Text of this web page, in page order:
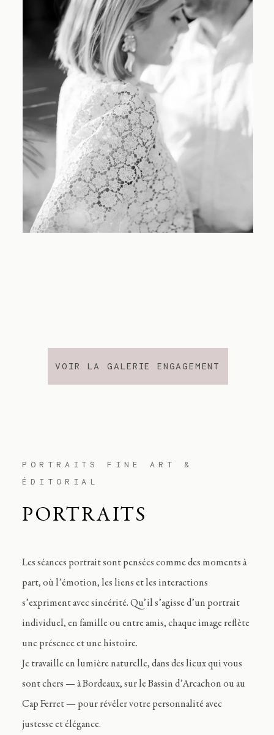
VOIR LA GALERIE ENGAGEMENT
PORTRAITS FINE ART &
ÉDITORIAL
PORTRAITS
Les séances portrait sont pensées comme des moments à
part, où l’émotion, les liens et les interactions
s’expriment avec sincérité. Qu’il s’agisse d’un portrait
individuel, en famille ou entre amis, chaque image reflète
une présence et une histoire.
Je travaille en lumière naturelle, dans des lieux qui vous
sont chers — à Bordeaux, sur le Bassin d’Arcachon ou au
Cap Ferret — pour révéler votre personnalité avec
justesse et élégance.